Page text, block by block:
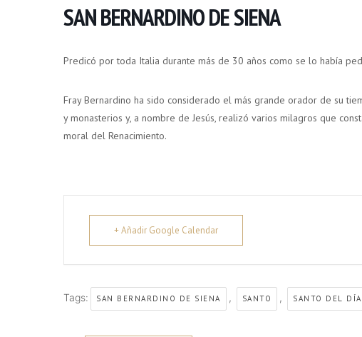
SAN BERNARDINO DE SIENA
Predicó por toda Italia durante más de 30 años como se lo había
Fray Bernardino ha sido considerado el más grande orador de su
y monasterios y, a nombre de Jesús, realizó varios milagros que
moral del Renacimiento.
+ Añadir Google Calendar
Tags: SAN BERNARDINO DE SIENA , SANTO , SANTO DEL DÍA